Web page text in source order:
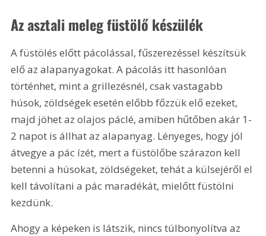
Az asztali meleg füstölő készülék
A füstölés előtt pácolással, fűszerezéssel készítsük
elő az alapanyagokat. A pácolás itt hasonlóan
történhet, mint a grillezésnél, csak vastagabb
húsok, zöldségek esetén előbb főzzük elő ezeket,
majd jöhet az olajos páclé, amiben hűtőben akár 1-
2 napot is állhat az alapanyag. Lényeges, hogy jól
átvegye a pác ízét, mert a füstölőbe szárazon kell
betenni a húsokat, zöldségeket, tehát a külsejéről el
kell távolítani a pác maradékát, mielőtt füstölni
kezdünk.
Ahogy a képeken is látszik, nincs túlbonyolítva az